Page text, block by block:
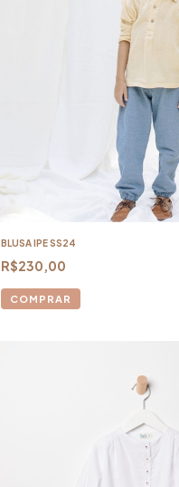
BLUSA IPE SS24
R$230,00
COMPRAR